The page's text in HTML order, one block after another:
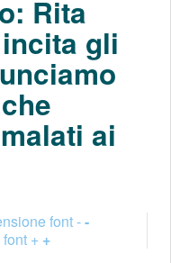
Rita
gli
ai
font --
+ +